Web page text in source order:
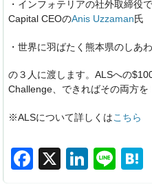
・インフォテリアの社外取締役
Capital CEOのAnis Uzzaman氏
・世界に羽ばたく熊本県のしあ
の３人に渡します。ALSへの
Challenge、できればその両方を
※ALSについて詳しくはこちら
F
X
Li
Li